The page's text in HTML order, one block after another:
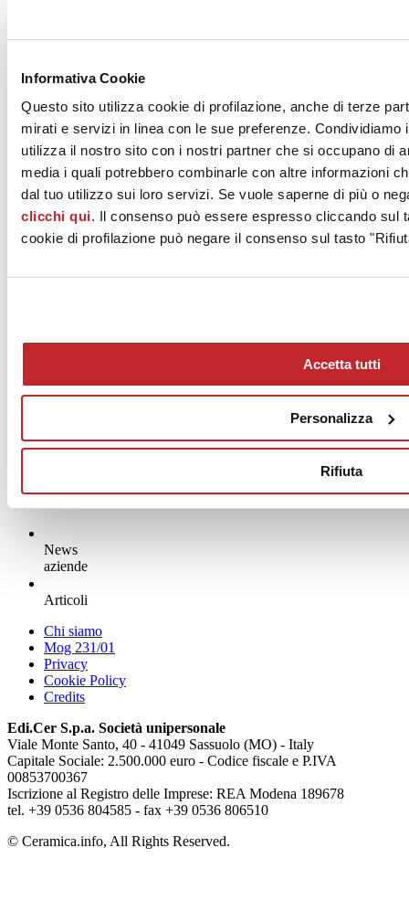
Informativa Cookie
Questo sito utilizza cookie di profilazione, anche di terze
mirati e servizi in linea con le sue preferenze.
utilizza il nostro sito con i nostri partner che si occupano di
media i quali potrebbero combinarle con altre informazioni
dal tuo utilizzo sui loro servizi. Se vuole saperne di più o
clicchi qui. Il consenso può essere espresso cliccando sul
cookie di profilazione può negare il consenso sul tasto
Accetta tutti
Personalizza
Rifiuta
News dalle aziende >
News
aziende
Articoli
Chi siamo
Mog 231/01
Privacy
Cookie Policy
Credits
Edi.Cer S.p.a. Società unipersonale
Viale Monte Santo, 40 - 41049 Sassuolo (MO) - Italy
Capitale Sociale: 2.500.000 euro - Codice fiscale e P.IVA
00853700367
Iscrizione al Registro delle Imprese: REA Modena 189678
tel. +39 0536 804585 - fax +39 0536 806510
© Ceramica.info, All Rights Reserved.